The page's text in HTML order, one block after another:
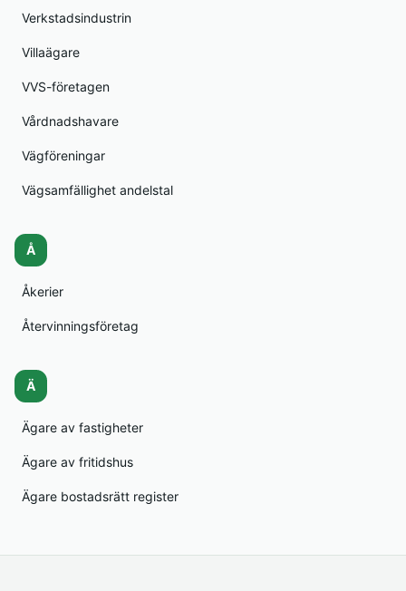
Verkstadsindustrin
Villaägare
VVS-företagen
Vårdnadshavare
Vägföreningar
Vägsamfällighet andelstal
Å
Åkerier
Återvinningsföretag
Ä
Ägare av fastigheter
Ägare av fritidshus
Ägare bostadsrätt register